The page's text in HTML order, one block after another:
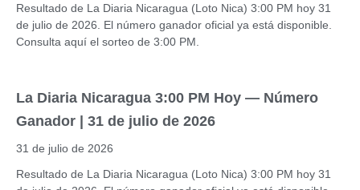
Resultado de La Diaria Nicaragua (Loto Nica) 3:00 PM hoy 31
de julio de 2026. El número ganador oficial ya está disponible.
Consulta aquí el sorteo de 3:00 PM.
La Diaria Nicaragua 3:00 PM Hoy — Número
Ganador | 31 de julio de 2026
31 de julio de 2026
Resultado de La Diaria Nicaragua (Loto Nica) 3:00 PM hoy 31